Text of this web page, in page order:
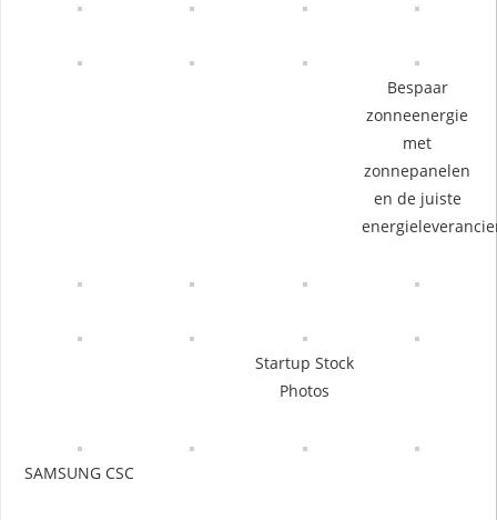
Bespaar
zonneenergie
met
zonnepanelen
en de juiste
Startup Stock
Photos
SAMSUNG CSC